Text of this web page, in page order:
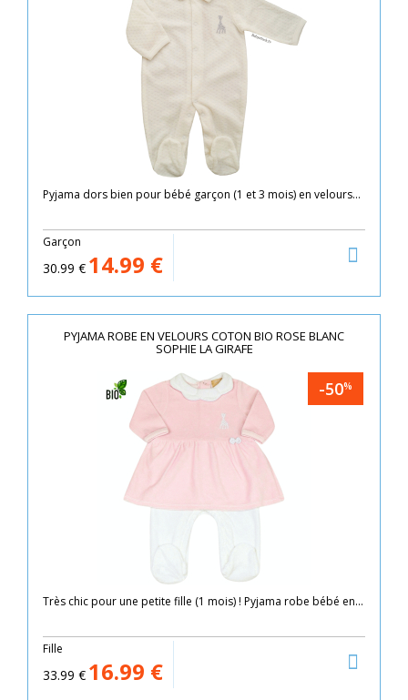
Pyjama dors bien pour bébé garçon (1 et 3 mois) en velours...
Garçon
30.99 € 14.99 €
PYJAMA ROBE EN VELOURS COTON BIO ROSE BLANC
SOPHIE LA GIRAFE
-50%
Très chic pour une petite fille (1 mois) ! Pyjama robe bébé en...
Fille
33.99 € 16.99 €